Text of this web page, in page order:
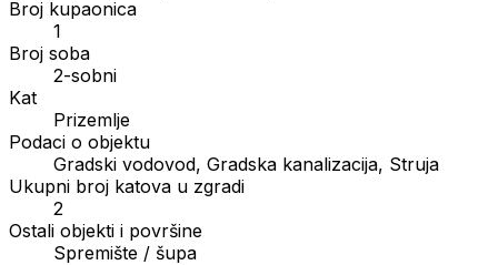
Broj kupaonica
1
Broj soba
2-sobni
Kat
Prizemlje
Podaci o objektu
Gradski vodovod, Gradska kanalizacija, Struja
Ukupni broj katova u zgradi
2
Ostali objekti i površine
Spremište / šupa